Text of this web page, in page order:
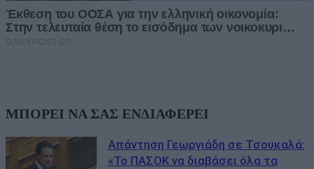
ΜΠΟΡΕΙ ΝΑ ΣΑΣ ΕΝΔΙΑΦΕΡΕΙ
Απάντηση Γεωργιάδη σε Τσουκαλά:
«Το ΠΑΣΟΚ να διαβάσει όλα τα